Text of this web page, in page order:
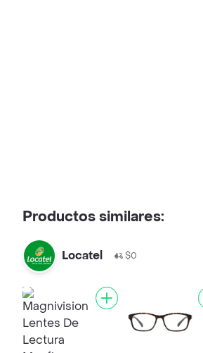
Productos similares:
Locatel $0